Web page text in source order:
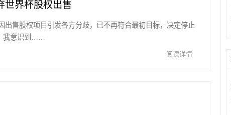
世界杯股权出售
出售股权项目引发各方分歧，已不再符合最初目标，决定停止
我意识到……
阅读详情